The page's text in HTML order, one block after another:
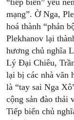
“tiếp biến” yếu
mạng”. Ờ Nga,
hoá thành “phản
Plekhanov lại
hương chủ nghĩa
Lý Đại Chiêu,
lại bị các nhà văn
là “tay sai Nga
cộng sản đào thải
Tiếp biến chủ